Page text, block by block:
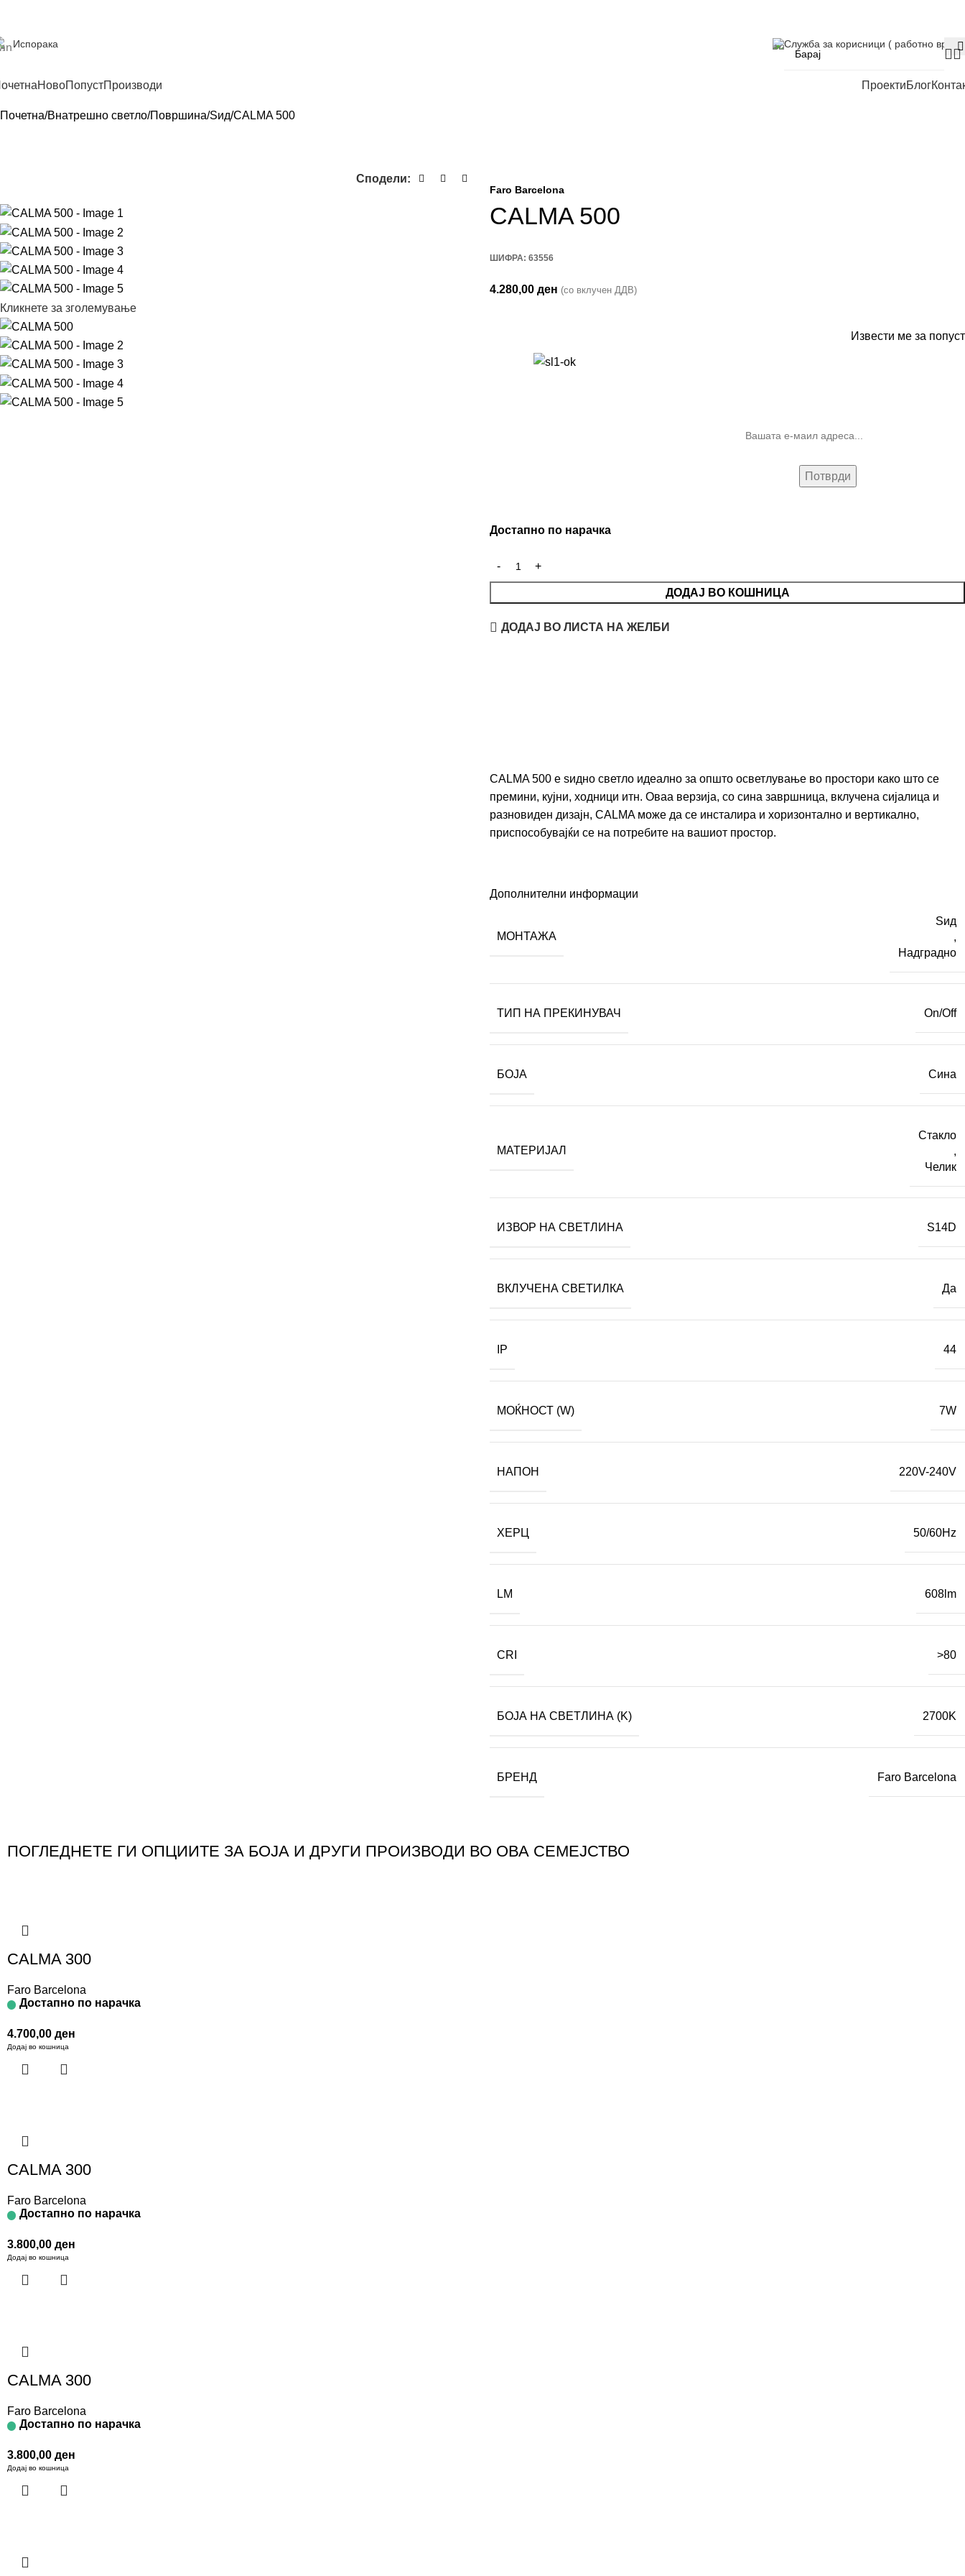
Испорака Служба за корисници ( работно
НовоПопустПроизводи ПроектиБлог
Почетна Внатрешно светло Површина Sид CALMA 500
Сподели:
Кликнете за зголемување
Faro Barcelona
CALMA 500
ШИФРА: 63556
4.280,00 ден (со вклучен ДДВ)
Извести ме за попуст
Достапно по нарачка
ДОДАЈ ВО КОШНИЦА
ДОДАЈ ВО ЛИСТА НА ЖЕЛБИ
CALMA 500 е ѕидно светло идеално за општо осветлување во простори како што се
премини, кујни, ходници итн. Оваа верзија, со сина завршница, вклучена сијалица и
разновиден дизајн, CALMA може да се инсталира и хоризонтално и вертикално,
приспособувајќи се на потребите на вашиот простор.
Дополнителни информации
МОНТАЖА
Ѕид
,
Надградно
ТИП НА ПРЕКИНУВАЧ On/Off
БОЈА Сина
МАТЕРИЈАЛ
Стакло
,
Челик
ИЗВОР НА СВЕТЛИНА S14D
ВКЛУЧЕНА СВЕТИЛКА Да
IP 44
МОЌНОСТ (W) 7W
НАПОН 220V-240V
ХЕРЦ 50/60Hz
LM 608lm
CRI >80
БОЈА НА СВЕТЛИНА (K) 2700K
БРЕНД Faro Barcelona
ПОГЛЕДНЕТЕ ГИ ОПЦИИТЕ ЗА БОЈА И ДРУГИ ПРОИЗВОДИ ВО ОВА СЕМЕЈСТВО
CALMA 300
Faro Barcelona
Достапно по нарачка
4.700,00 ден
Додај во кошница
CALMA 300
Faro Barcelona
Достапно по нарачка
3.800,00 ден
Додај во кошница
CALMA 300
Faro Barcelona
Достапно по нарачка
3.800,00 ден
Додај во кошница